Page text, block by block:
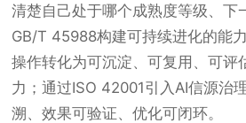
清楚自己处于哪个成熟度等级、下
GB/T 45988构建可持续进化的能
操作转化为可沉淀、可复用、可评
力；通过ISO 42001引入AI信源治
溯、效果可验证、优化可闭环。